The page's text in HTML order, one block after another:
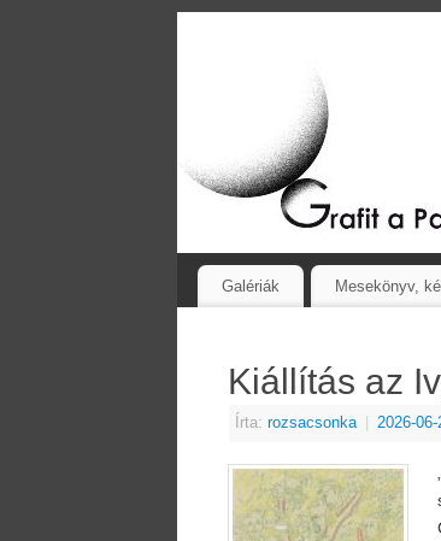
Galériák Mesekönyv,
Kiállítás az
Írta: rozsacsonka 2026-06-